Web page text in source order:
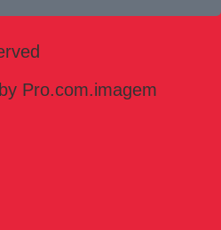
Pro.com.imagem